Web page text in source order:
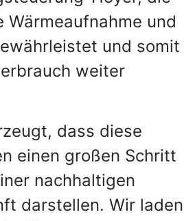
Wärmeaufnahme und
und somit
weiter
dass diese
einen großen Schritt
nachhaltigen
darstellen. Wir laden